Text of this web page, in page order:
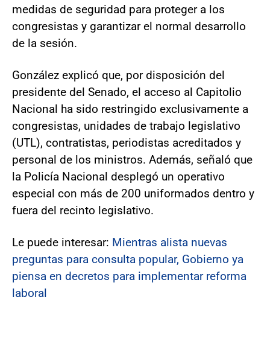
medidas de seguridad para proteger a los
congresistas y garantizar el normal desarrollo
de la sesión.
González explicó que, por disposición del
presidente del Senado, el acceso al Capitolio
Nacional ha sido restringido exclusivamente a
congresistas, unidades de trabajo legislativo
(UTL), contratistas, periodistas acreditados y
personal de los ministros. Además, señaló que
la Policía Nacional desplegó un operativo
especial con más de 200 uniformados dentro y
fuera del recinto legislativo.
Le puede interesar: Mientras alista nuevas
preguntas para consulta popular, Gobierno ya
piensa en decretos para implementar reforma
laboral